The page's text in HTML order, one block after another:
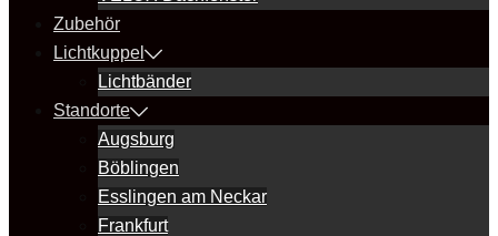
Zubehör
Lichtkuppel
Lichtbänder
Standorte
Augsburg
Böblingen
Esslingen am Neckar
Frankfurt